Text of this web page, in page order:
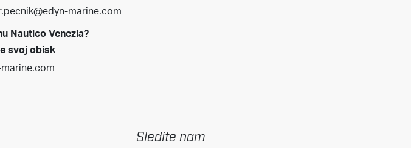
marine.com
Nautico Venezia?
svoj obisk
Sledite nam